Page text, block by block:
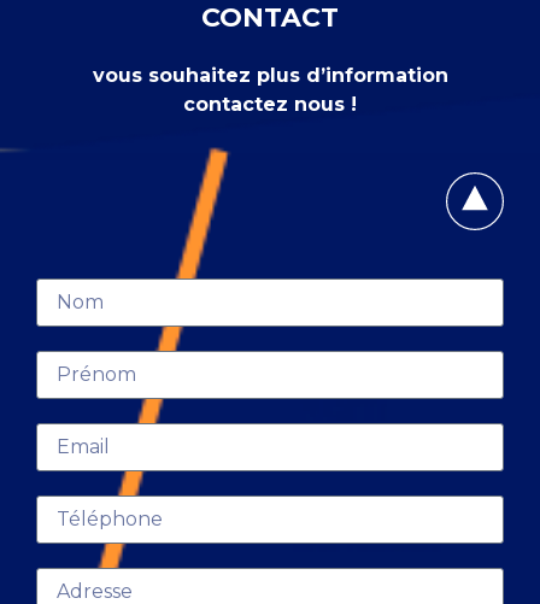
CONTACT
vous souhaitez plus d’information
contactez nous !